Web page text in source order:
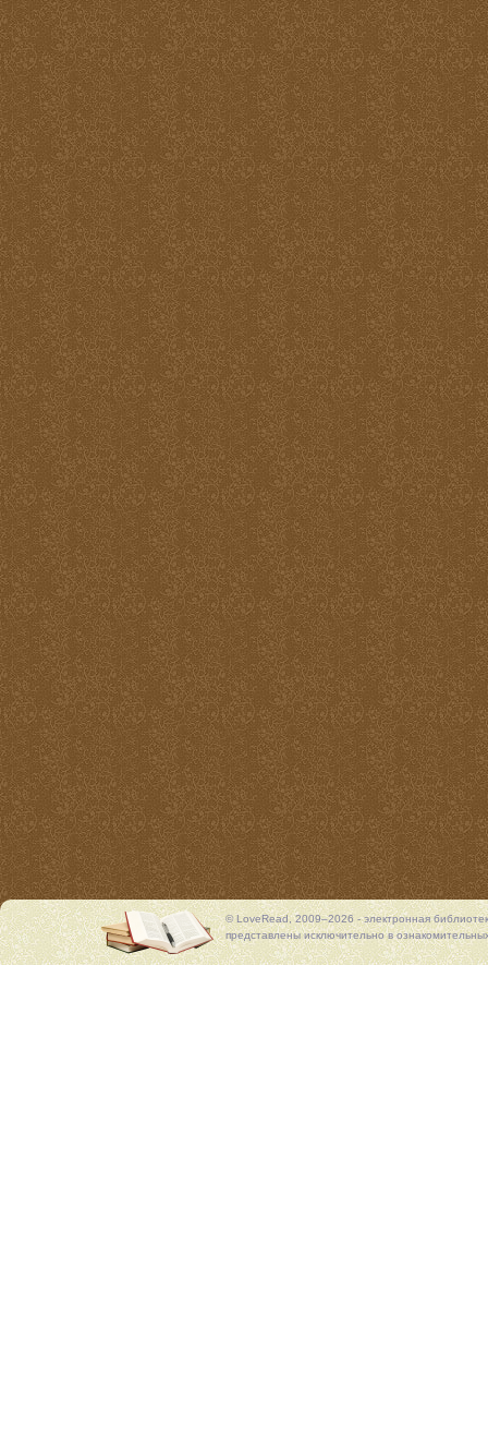
© LoveRead, 2009–2026 - электронная
представлены исключительно в